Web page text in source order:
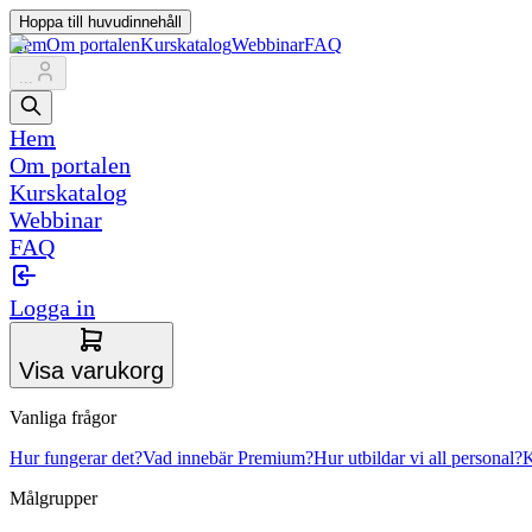
Hoppa till huvudinnehåll
HemOm portalenKurskatalogWebbinarFAQ
...
Hem
Om portalen
Kurskatalog
Webbinar
FAQ
Logga in
Visa varukorg
Vanliga frågor
Hur fungerar det?Vad innebär Premium?Hur utbildar vi all personal?
Målgrupper